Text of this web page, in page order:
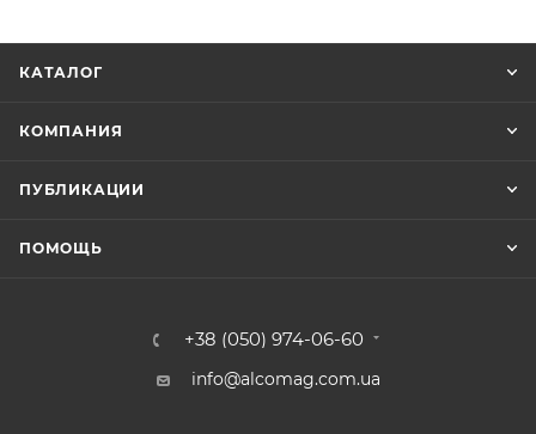
КАТАЛОГ
КОМПАНИЯ
ПУБЛИКАЦИИ
ПОМОЩЬ
+38 (050) 974-06-60
info@alcomag.com.ua